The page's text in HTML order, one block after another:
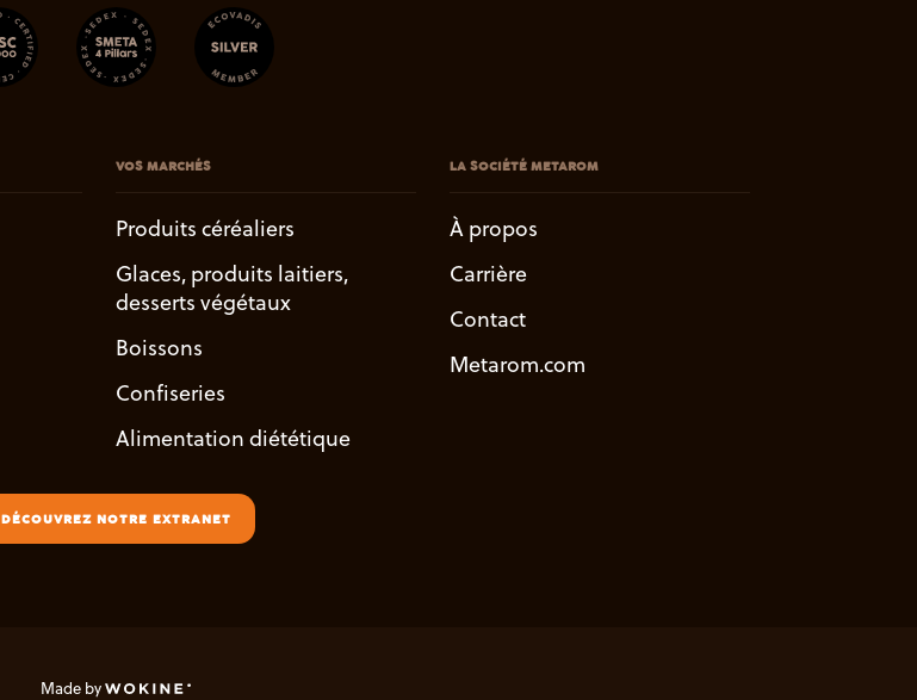
VOS MARCHÉS
Produits céréaliers
Glaces, produits laitiers,
desserts végétaux
Boissons
Confiseries
Alimentation diététique
LA SOCIÉTÉ METAROM
À propos
Carrière
Contact
Metarom.com
DÉCOUVREZ NOTRE EXTRANET
Made by